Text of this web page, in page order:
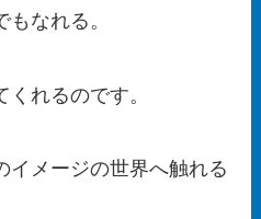
なれる。
れるのです。
イメージの世界へ触れる